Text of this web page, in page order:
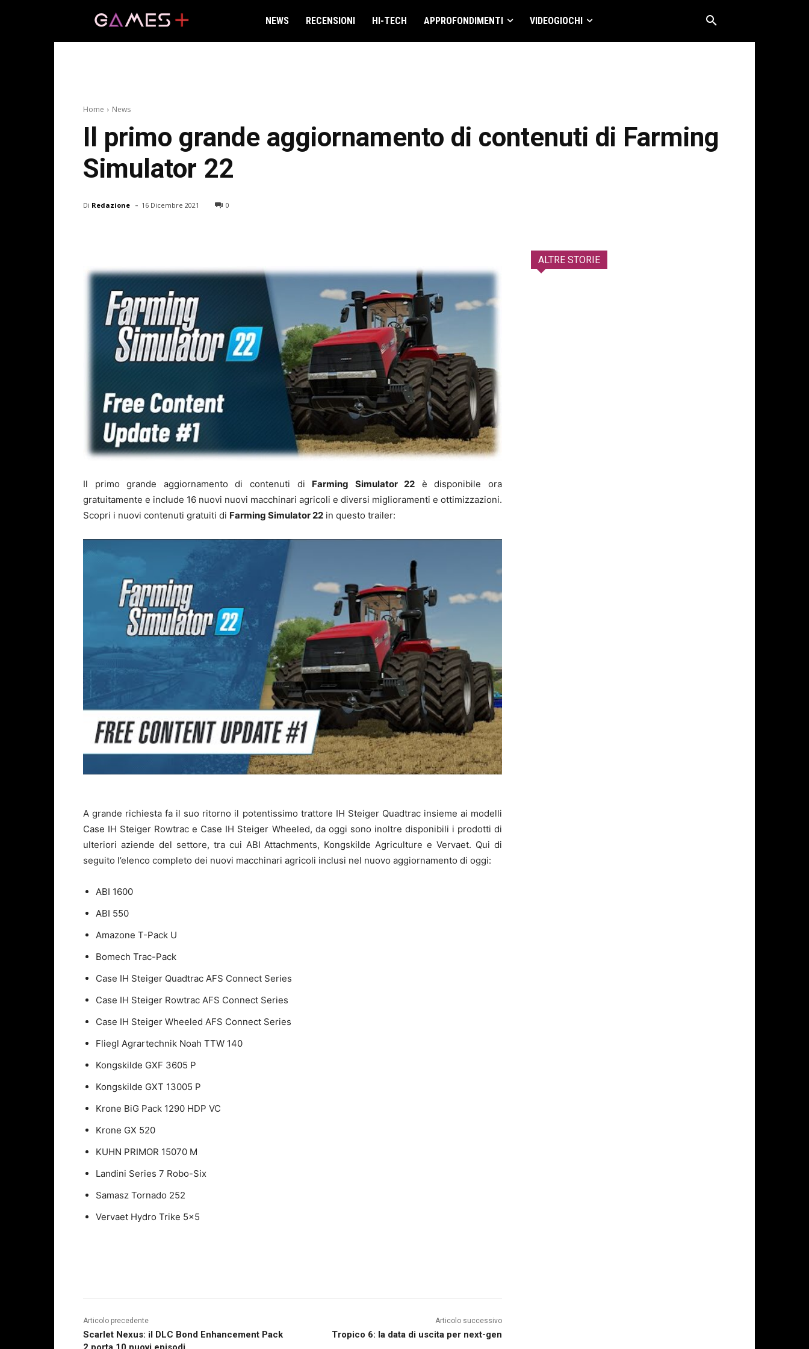
NEWS RECENSIONI HI-TECH APPROFONDIMENTI VIDEOGIOCHI
Home News
Il primo grande aggiornamento di contenuti di Farming
Simulator 22
Di Redazione - 16 Dicembre 2021 0
Il primo grande aggiornamento di contenuti di Farming Simulator 22 è disponibile ora
gratuitamente e include 16 nuovi nuovi macchinari agricoli e diversi miglioramenti e ottimizzazioni.
Scopri i nuovi contenuti gratuiti di Farming Simulator 22 in questo trailer:
A grande richiesta fa il suo ritorno il potentissimo trattore IH Steiger Quadtrac insieme ai modelli
Case IH Steiger Rowtrac e Case IH Steiger Wheeled, da oggi sono inoltre disponibili i prodotti di
ulteriori aziende del settore, tra cui ABI Attachments, Kongskilde Agriculture e Vervaet. Qui di
seguito l’elenco completo dei nuovi macchinari agricoli inclusi nel nuovo aggiornamento di oggi:
ABI 1600
ABI 550
Amazone T-Pack U
Bomech Trac-Pack
Case IH Steiger Quadtrac AFS Connect Series
Case IH Steiger Rowtrac AFS Connect Series
Case IH Steiger Wheeled AFS Connect Series
Fliegl Agrartechnik Noah TTW 140
Kongskilde GXF 3605 P
Kongskilde GXT 13005 P
Krone BiG Pack 1290 HDP VC
Krone GX 520
KUHN PRIMOR 15070 M
Landini Series 7 Robo-Six
Samasz Tornado 252
Vervaet Hydro Trike 5×5
Articolo precedente
Scarlet Nexus: il DLC Bond Enhancement Pack
Articolo successivo
Tropico 6: la data di uscita per next-gen
ALTRE STORIE